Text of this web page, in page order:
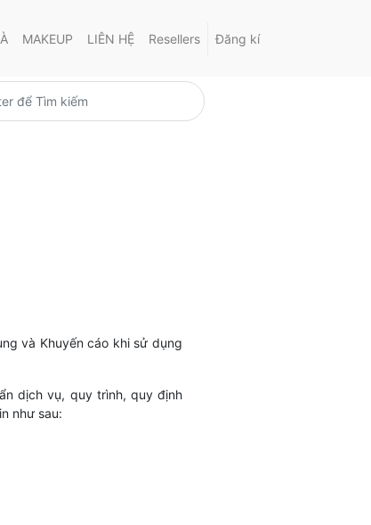
MAKEUP LIÊN HỆ Resellers Đăng kí
và Khuyến cáo khi sử dụng
dịch vụ, quy trình, quy định
như sau: